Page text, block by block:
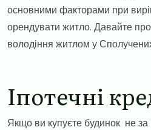
основними факторами при
орендувати житло. Давайте
володіння житлом у
​Іпотечні
​Якщо ви купуєте будинок не за